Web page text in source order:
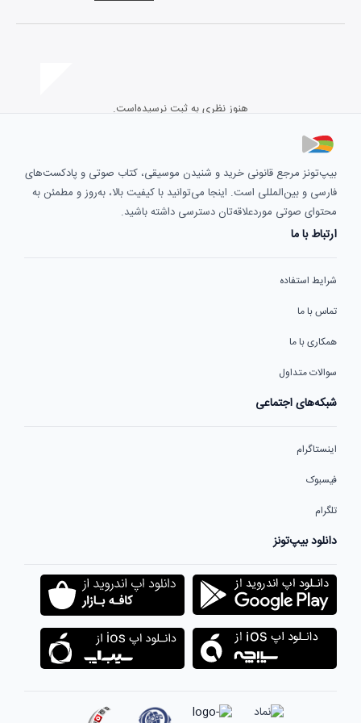
هنوز نظری به ثبت نرسیده‌است.
بیپ‌تونز مرجع قانونی خرید و شنیدن موسیقی، کتاب صوتی و پادکست‌های
فارسی و بین‌المللی است. اینجا می‌توانید با کیفیت بالا، به‌روز و مطمئن به
محتوای صوتی موردعلاقه‌تان دسترسی داشته باشید.
ارتباط با ما
شرایط استفاده
تماس با ما
همکاری با ما
سوالات متداول
شبکه‌های اجتماعی
اینستاگرام
فیسبوک
تلگرام
دانلود بیپ‌تونز